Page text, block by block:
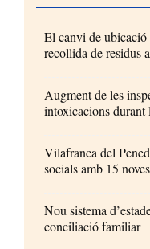
El canvi de ubicació
recollida de residus
Augment de les
intoxicacions durant
Vilafranca del
socials amb 15
Nou sistema
conciliació familiar